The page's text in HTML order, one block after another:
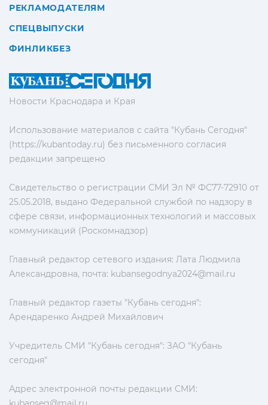
Новости Краснодара и Края
Использование материалов с сайта "Кубань Сегодня"
(https://kubantoday.ru) без письменного согласия
редакции запрещено
Свидетельство о регистрации СМИ Эл № ФС77-72910 от
25.05.2018, выдано Федеральной службой по надзору в
сфере связи, информационных технологий и массовых
коммуникаций (Роскомнадзор)
Главный редактор сетевого издания: Лата Людмила
Александровна, почта: kubansegodnya2024@mail.ru
Главный редактор газеты "Кубань сегодня":
Арендаренко Андрей Михайлович
Учредитель СМИ "Кубань сегодня": ЗАО "Кубань
сегодня"
Адрес электронной почты редакции СМИ:
РЕКЛАМОДАТЕЛЯМ
СПЕЦВЫПУСКИ
ФИНЛИКБЕЗ